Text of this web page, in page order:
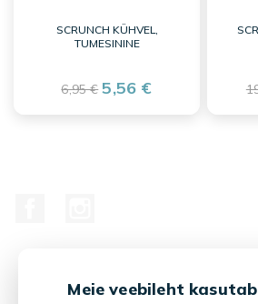
SCRUNCH KÜHVEL,
TUMESININE
6,95 € 5,56 €
Meie veebileht